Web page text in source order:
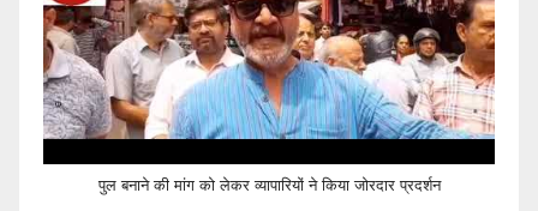
पुल बनाने की मांग को लेकर व्यापारियों ने किया जोरदार प्रदर्शन